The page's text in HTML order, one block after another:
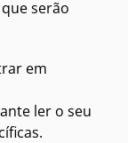
serão
em
ler o seu